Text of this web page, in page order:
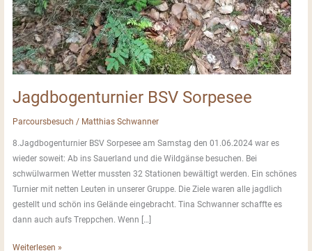
Jagdbogenturnier BSV Sorpesee
Parcoursbesuch / Matthias Schwanner
8.Jagdbogenturnier BSV Sorpesee am Samstag den 01.06.2024 war es
wieder soweit: Ab ins Sauerland und die Wildgänse besuchen. Bei
schwülwarmen Wetter mussten 32 Stationen bewältigt werden. Ein schönes
Turnier mit netten Leuten in unserer Gruppe. Die Ziele waren alle jagdlich
gestellt und schön ins Gelände eingebracht. Tina Schwanner schaffte es
dann auch aufs Treppchen. Wenn […]
Jagdbogenturnier
Weiterlesen »